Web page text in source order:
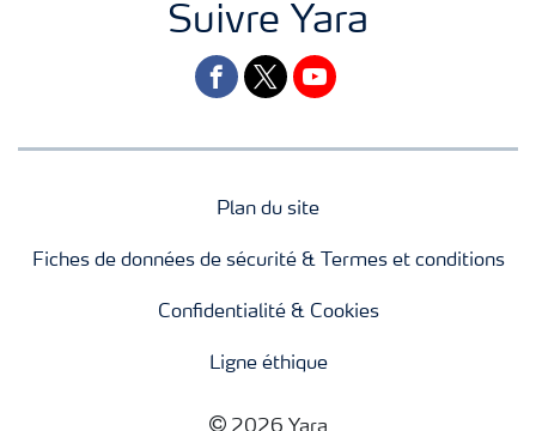
Suivre Yara
facebooktwitteryoutube
Plan du site
Fiches de données de sécurité & Termes et conditions
Confidentialité & Cookies
Ligne éthique